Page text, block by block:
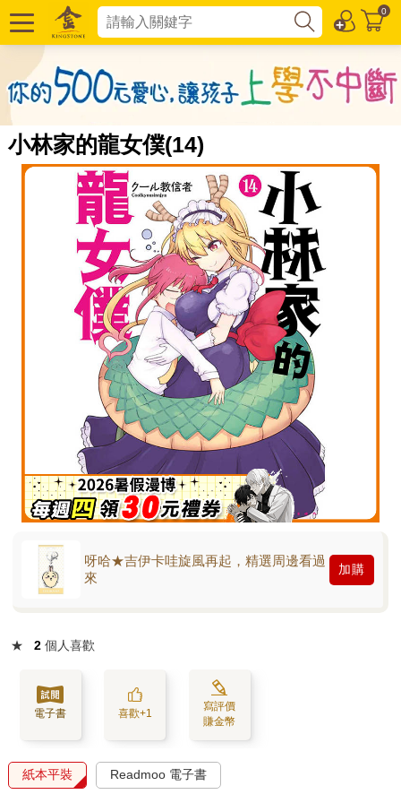
0
小林家的龍女僕(14)
呀哈★吉伊卡哇旋風再起，精選周邊看過
來
加購
★ 2 個人喜歡
電子書 喜歡+1
寫評價
賺金幣
紙本平裝 Readmoo 電子書